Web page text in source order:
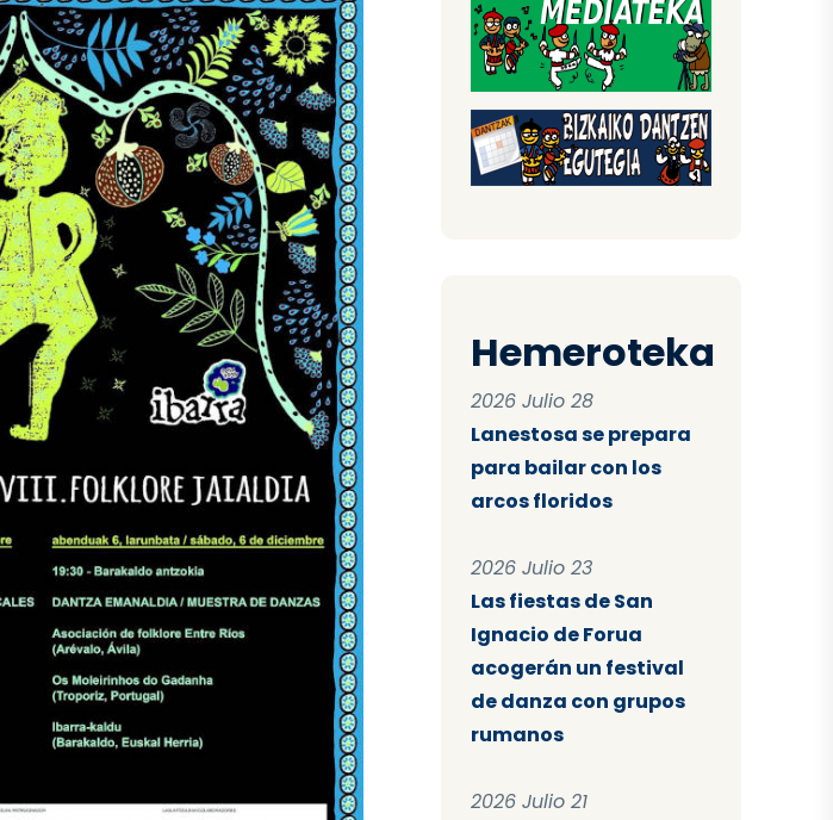
Hemeroteka
2026 Julio 28
Lanestosa se prepara
para bailar con los
arcos floridos
2026 Julio 23
Las fiestas de San
Ignacio de Forua
acogerán un festival
de danza con grupos
rumanos
2026 Julio 21